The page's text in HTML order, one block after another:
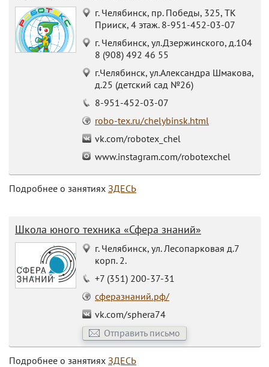
г. Челябинск, пр. Победы, 325, ТК
Прииск, 4 этаж. 8-951-452-03-07
г. Челябинск, ул.Дзержинского, д.104
8 (908) 492 46 55
г.Челябинск, ул.Александра Шмакова,
д.25 (детский сад №26)
8-951-452-03-07
robo-tex.ru/chelybinsk.html
vk.com/robotex_chel
www.instagram.com/robotexchel
Подробнее о занятиях ЗДЕСЬ
Школа юного техника «Сфера знаний»
г. Челябинск, ул. Лесопарковая д.7
корп. 2.
+7 (351) 200-37-31
сферазнаний.рф/
vk.com/sphera74
Отправить письмо
Подробнее о занятиях ЗДЕСЬ